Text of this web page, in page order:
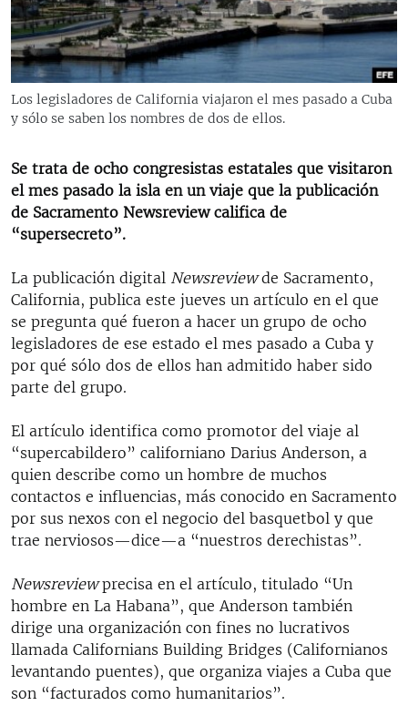
RADIO MARTÍ
ESPECIALES
ESPECIALES
LA REALIDAD DE LA VIVIENDA EN CUBA
LOS SANTOS DE HIALEAH
DESINFORMACIÓN RUSA EN AMÉRICA LATINA
LA INVASIÓN DE RUSIA A UCRANIA
MULTIMEDIA
EDITORIALES
SÍGUENOS
Los legisladores de California viajaron el mes pasado a Cuba
y sólo se saben los nombres de dos de ellos.
Se trata de ocho congresistas estatales que visitaron
el mes pasado la isla en un viaje que la publicación
de Sacramento Newsreview califica de
“supersecreto”.
La publicación digital Newsreviewde Sacramento,
California, publica este jueves un artículo en el que
se pregunta qué fueron a hacer un grupo de ocho
legisladores de ese estado el mes pasado a Cuba y
por qué sólo dos de ellos han admitido haber sido
parte del grupo.
El artículo identifica como promotor del viaje al
“supercabildero” californiano Darius Anderson, a
quien describe como un hombre de muchos
contactos e influencias, más conocido en Sacramento
por sus nexos con el negocio del basquetbol y que
trae nerviosos—dice—a “nuestros derechistas”.
Newsreviewprecisa en el artículo, titulado “Un
hombre en La Habana”, que Anderson también
dirige una organización con fines no lucrativos
llamada Californians Building Bridges (Californianos
levantando puentes), que organiza viajes a Cuba que
son “facturados como humanitarios”.